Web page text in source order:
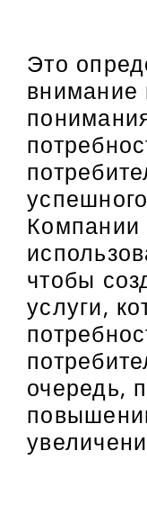
Это
внимание
чтобы
услуги,
очередь,